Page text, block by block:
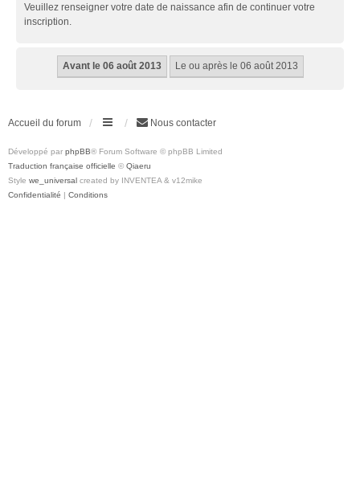
Veuillez renseigner votre date de naissance afin de continuer votre
inscription.
Accueil du forum Nous contacter
Développé par phpBB® Forum Software © phpBB Limited
Traduction française officielle © Qiaeru
Style we_universal created by INVENTEA & v12mike
Confidentialité | Conditions